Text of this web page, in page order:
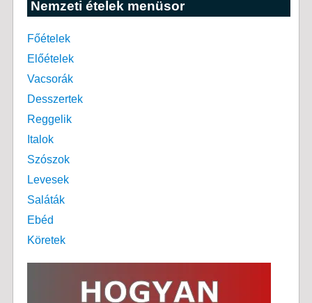
Nemzeti ételek menüsor
Főételek
Előételek
Vacsorák
Desszertek
Reggelik
Italok
Szószok
Levesek
Saláták
Ebéd
Köretek